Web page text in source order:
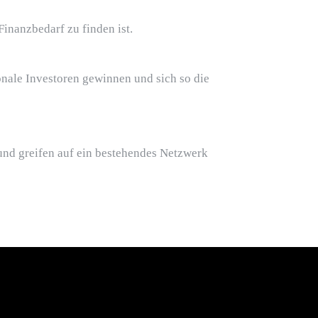
zu finden ist.
Investoren gewinnen und sich so die
greifen auf ein bestehendes Netzwerk